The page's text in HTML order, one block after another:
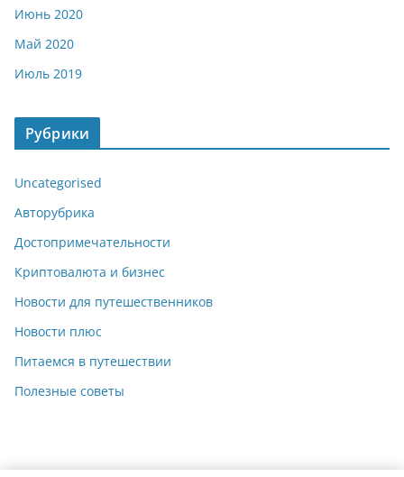
Июнь 2020
Май 2020
Июль 2019
Рубрики
Uncategorised
Авторубрика
Достопримечательности
Криптовалюта и бизнес
Новости для путешественников
Новости плюс
Питаемся в путешествии
Полезные советы